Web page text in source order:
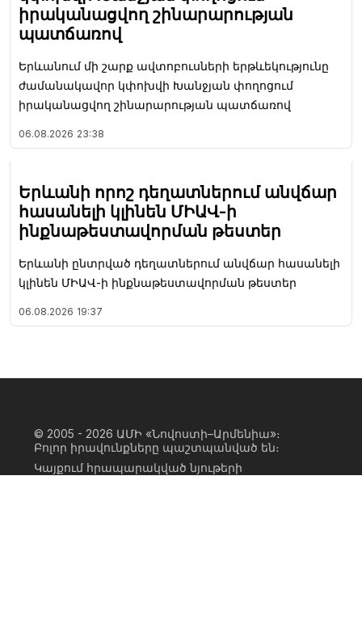
իրականացվող շինարարության
պատճառով
Երևանում մի շարք ավտոբուսների երթևեկությունը
ժամանակավոր կփոխվի Խանջյան փողոցում
իրականացվող շինարարության պատճառով
06.08.2026 23:38
Երևանի որոշ դեղատներում անվճար
հասանելի կլինեն ՄԻԱՎ-ի
ինքնաթեստավորման թեստեր
Երևանի ընտրված դեղատներում անվճար հասանելի
կլինեն ՄԻԱՎ-ի ինքնաթեստավորման թեստեր
06.08.2026 19:37
© 2005 - 2026 ԱՄԻ «Նովոստի–Արմենիա»։
Բոլոր իրավունքները պաշտպանված են։
Կայքում հրապարակված նյութերի